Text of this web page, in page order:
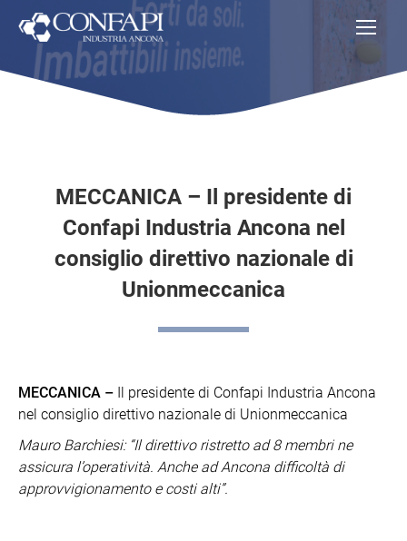
MECCANICA – Il presidente di
Confapi Industria Ancona nel
consiglio direttivo nazionale di
Unionmeccanica
MECCANICA – Il presidente di Confapi Industria Ancona
nel consiglio direttivo nazionale di Unionmeccanica
Mauro Barchiesi: “Il direttivo ristretto ad 8 membri ne
assicura l’operatività. Anche ad Ancona difficoltà di
approvvigionamento e costi alti”.